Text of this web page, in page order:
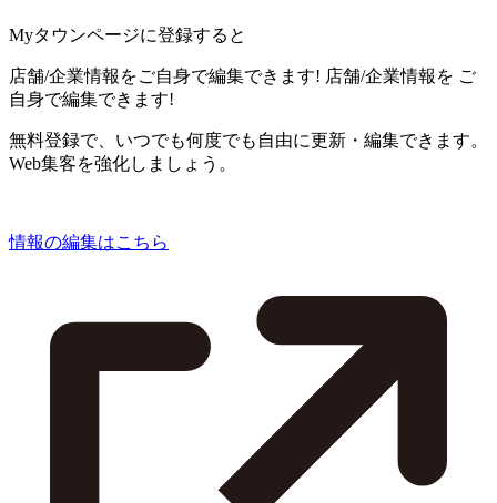
Myタウンページに登録すると
店舗/企業情報をご自身で編集できます! 店舗/企業情報を ご
自身で編集できます!
無料登録で、いつでも何度でも自由に更新・編集できます。
Web集客を強化しましょう。
情報の編集はこちら